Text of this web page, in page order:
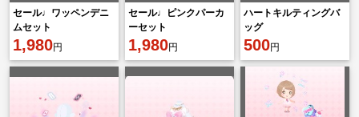
セール♩ワッペンデニ
ムセット
1,980円
セール♩ピンクパーカ
ーセット
1,980円
ハートキルティングバ
ッグ
500円